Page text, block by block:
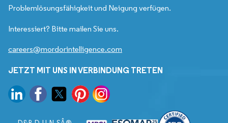
Problemlösungsfähigkeit und Neigung verfügen.
Interessiert? Bitte mailen Sie uns.
careers@mordorintelligence.com
JETZT MIT UNS IN VERBINDUNG TRETEN